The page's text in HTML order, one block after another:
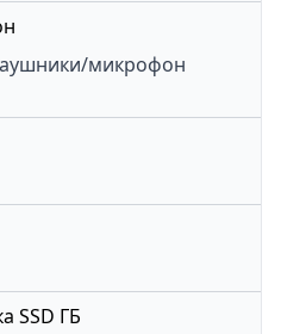
микрофон
SSD ГБ